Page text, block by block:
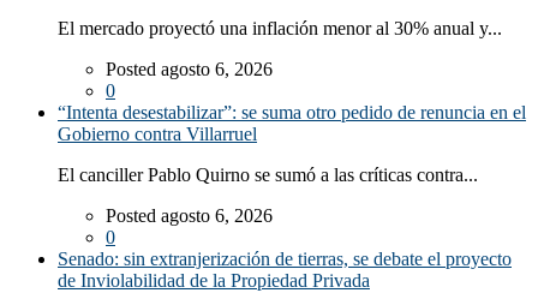
El mercado proyectó una inflación menor al 30% anual y...
Posted agosto 6, 2026
0
“Intenta desestabilizar”: se suma otro pedido de renuncia en el
Gobierno contra Villarruel
El canciller Pablo Quirno se sumó a las críticas contra...
Posted agosto 6, 2026
0
Senado: sin extranjerización de tierras, se debate el proyecto
de Inviolabilidad de la Propiedad Privada